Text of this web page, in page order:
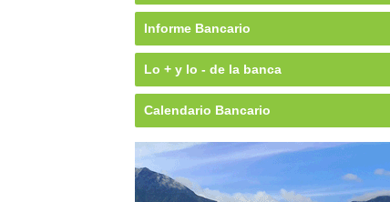
Informe Bancario
Lo + y lo - de la banca
Calendario Bancario